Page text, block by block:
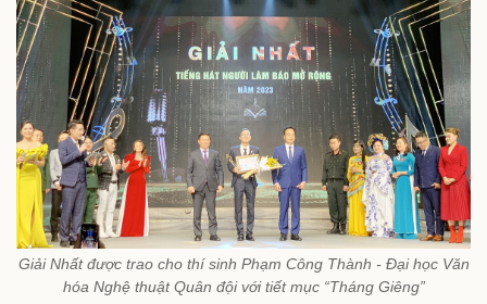
Giải Nhất được trao cho thí sinh Phạm Công Thành - Đại học Văn
hóa Nghệ thuật Quân đội với tiết mục “Tháng Giêng”